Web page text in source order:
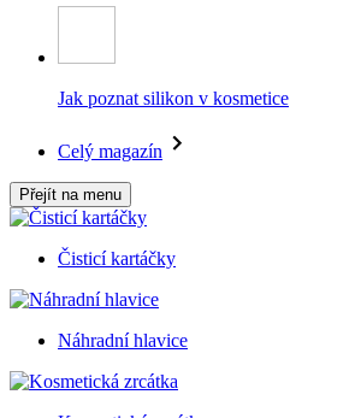
Jak poznat silikon v kosmetice
Celý magazín
Přejít na menu
Čisticí kartáčky
Náhradní hlavice